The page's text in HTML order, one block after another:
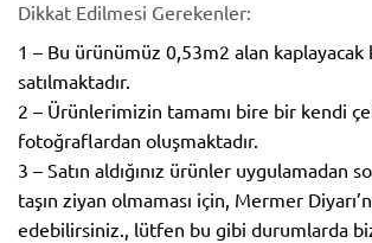
Dikkat Edilmesi Gerekenler:
1 – Bu ürünümüz 0,53m2 alan kaplayacak
satılmaktadır.
2 – Ürünlerimizin tamamı bire bir kendi
fotoğraflardan oluşmaktadır.
3 – Satın aldığınız ürünler uygulamadan
taşın ziyan olmaması için, Mermer
edebilirsiniz., lütfen bu gibi durumlarda